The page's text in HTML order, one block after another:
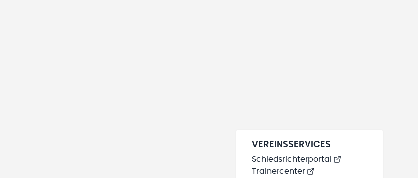
VEREINSSERVICES
Schiedsrichterportal
Trainercenter